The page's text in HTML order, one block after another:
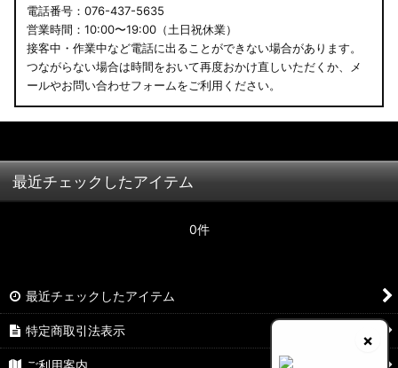
電話番号：076-437-5635
営業時間：10:00〜19:00（土日祝休業）
接客中・作業中など電話に出ることができない場合があります。
つながらない場合は時間をおいて再度おかけ直しいただくか、メ
ールやお問い合わせフォームをご利用ください。
×
最近チェックしたアイテム
0件
最近チェックしたアイテム
特定商取引法表示
ご利用案内